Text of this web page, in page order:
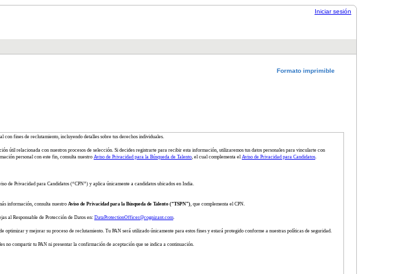
Iniciar sesión
Formato imprimible
fines de reclutamiento, incluyendo detalles sobre tus derechos individuales.
útil relacionada con nuestros procesos de selección. Si decides registrarte para recibir esta información, utilizaremos tus datos personales para vincularte con
personal con este fin, consulta nuestro Aviso de Privacidad para la Búsqueda de Talento, el cual complementa el Aviso de Privacidad para Candidatos.
de Privacidad para Candidatos (“CPN”) y aplica únicamente a candidatos ubicados en India.
información, consulta nuestro Aviso de Privacidad para la Búsqueda de Talento (“TSPN”), que complementa el CPN.
al Responsable de Protección de Datos en: DataProtectionOfficer@cognizant.com.
y mejorar su proceso de reclutamiento. Tu PAN será utilizado únicamente para estos fines y estará protegido conforme a nuestras políticas de seguridad.
no compartir tu PAN ni presentar la confirmación de aceptación que se indica a continuación.